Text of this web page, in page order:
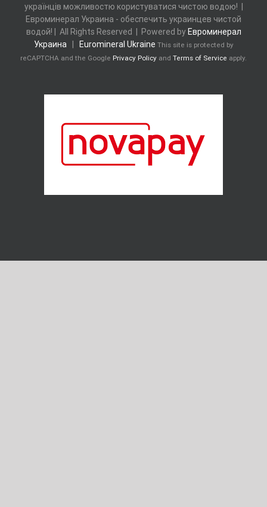
українців можливостю користуватися чистою водою! |
Евроминерал Украина - обеспечить украинцев чистой
водой! | All Rights Reserved | Powered by Евроминерал
Украина| Euromineral Ukraine This site is protected by
reCAPTCHA and the Google Privacy Policy and Terms of Service apply.